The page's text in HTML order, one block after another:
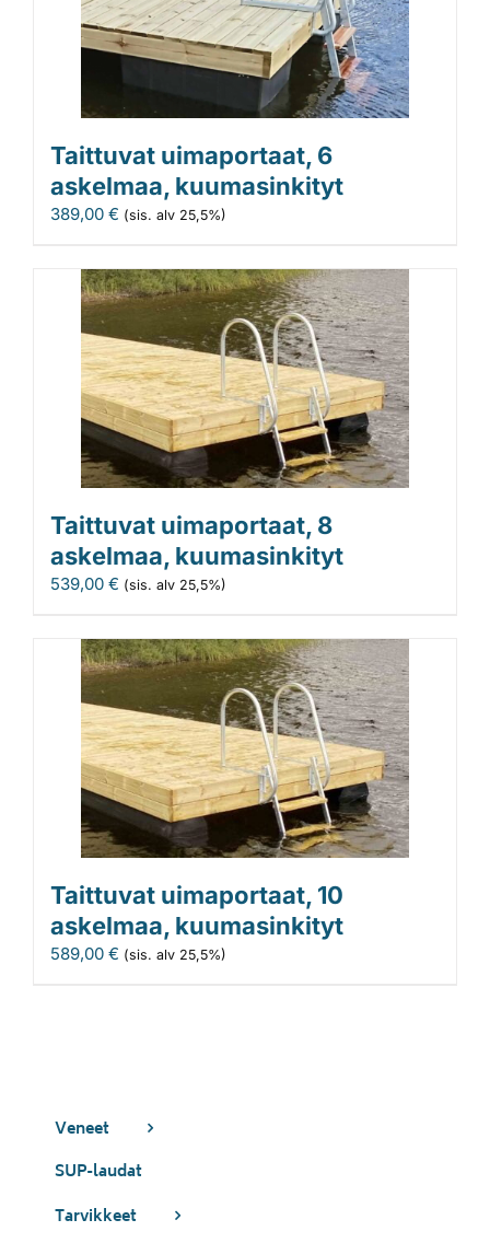
Taittuvat uimaportaat, 6
askelmaa, kuumasinkityt
389,00 € (sis. alv 25,5%)
Taittuvat uimaportaat, 8
askelmaa, kuumasinkityt
539,00 € (sis. alv 25,5%)
Taittuvat uimaportaat, 10
askelmaa, kuumasinkityt
589,00 € (sis. alv 25,5%)
Veneet
SUP-laudat
Tarvikkeet